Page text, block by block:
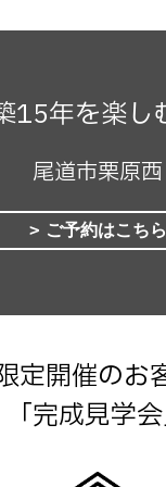
15年を楽し
尾道市栗原西
ご予約はこちら
定開催のお
「完成見学会